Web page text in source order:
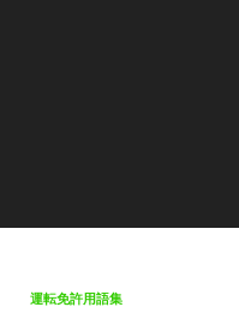
運転免許用語集